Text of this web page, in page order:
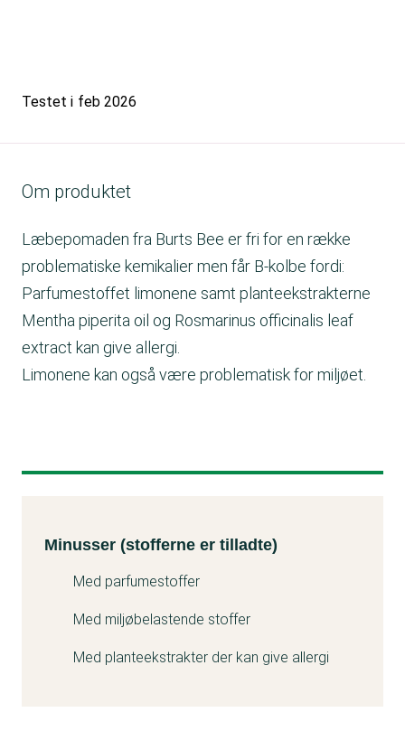
Testet i feb 2026
Om produktet
Læbepomaden fra Burts Bee er fri for en række
problematiske kemikalier men får B-kolbe fordi:
Parfumestoffet limonene samt planteekstrakterne
Mentha piperita oil og Rosmarinus officinalis leaf
extract kan give allergi.
Limonene kan også være problematisk for miljøet.
Minusser (stofferne er tilladte)
Med parfumestoffer
Med miljøbelastende stoffer
Med planteekstrakter der kan give allergi